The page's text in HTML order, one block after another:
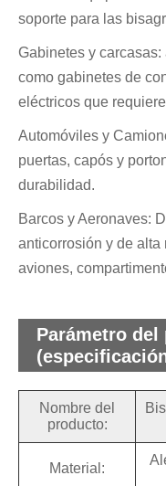
soporte para las
Gabinetes y
como gabinetes de
eléctricos que
Automóviles y
puertas, capós y
durabilidad.
Barcos y Aeronaves:
anticorrosión y de alta
aviones,
Parámetro del
Nombre del
producto:
Material: